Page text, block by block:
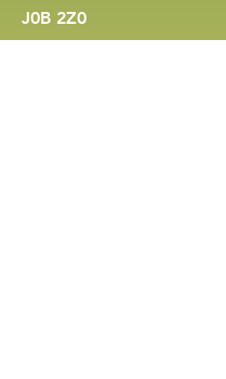
J0B 2Z0
819 560-8422-